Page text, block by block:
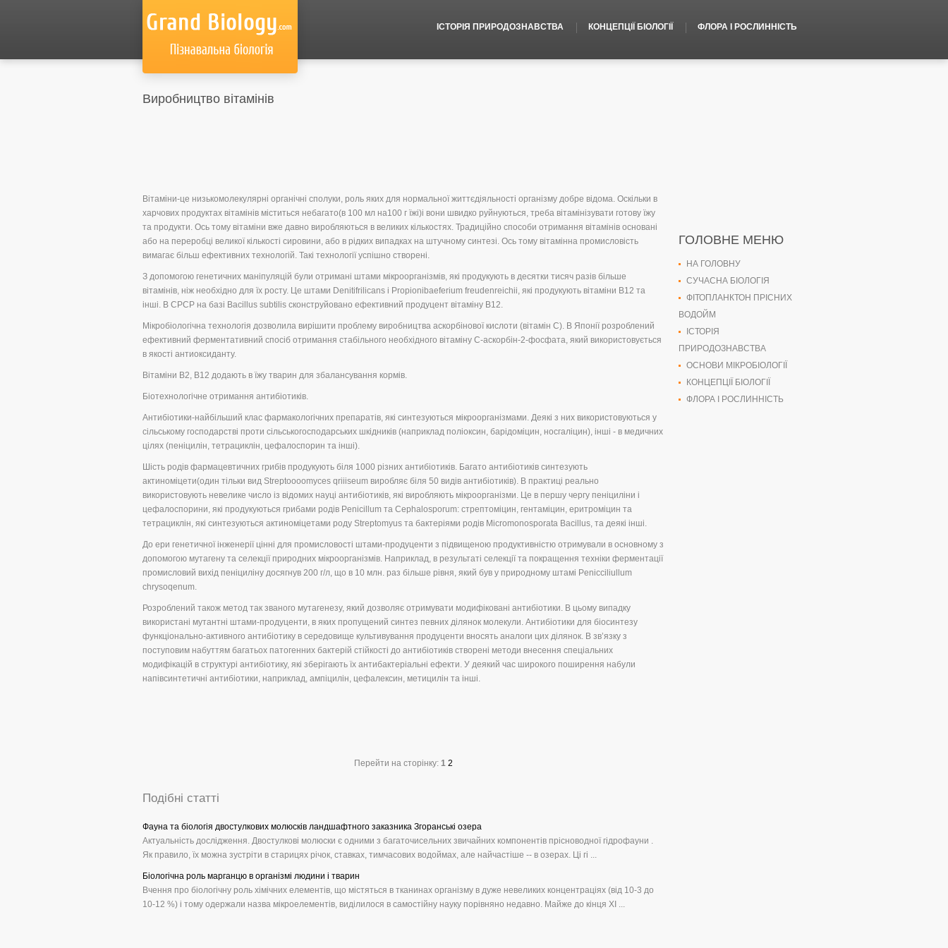
ІСТОРІЯ ПРИРОДОЗНАВСТВА КОНЦЕПЦІЇ БІОЛОГІЇ ФЛОРА І РОСЛИННІСТЬ
Виробництво вітамінів
Вітаміни-це низькомолекулярні органічні сполуки, роль яких для нормальної життєдіяльності організму добре відома. Оскільки в
харчових продуктах вітамінів міститься небагато(в 100 мл на100 г їжі)і вони швидко руйнуються, треба вітамінізувати готову їжу
та продукти. Ось тому вітаміни вже давно виробляються в великих кількостях. Традиційно способи отримання вітамінів основані
або на переробці великої кількості сировини, або в рідких випадках на штучному синтезі. Ось тому вітамінна промисловість
вимагає більш ефективних технологій. Такі технології успішно створені.
З допомогою генетичних маніпуляцій були отримані штами мікроорганізмів, які продукують в десятки тисяч разів більше
вітамінів, ніж необхідно для їх росту. Це штами Denitifrilicans і Propionibaeferium freudenreichii, які продукують вітаміни В12 та
інші. В СРСР на базі Bacillus subtilis сконструйовано ефективний продуцент вітаміну В12.
Мікробіологічна технологія дозволила вирішити проблему виробництва аскорбінової кислоти (вітамін С). В Японії розроблений
ефективний ферментативний спосіб отримання стабільного необхідного вітаміну С-аскорбін-2-фосфата, який використовується
в якості антиоксиданту.
Вітаміни В2, В12 додають в їжу тварин для збалансування кормів.
Біотехнологічне отримання антибіотиків.
Антибіотики-найбільший клас фармакологічних препаратів, які синтезуються мікроорганізмами. Деякі з них використовуються у
сільському господарстві проти сільськогосподарських шкідників (наприклад поліоксин, барідоміцин, носгаліцин), інші - в медичних
цілях (пеніцилін, тетрациклін, цефалоспорин та інші).
Шість родів фармацевтичних грибів продукують біля 1000 різних антибіотиків. Багато антибіотиків синтезують
актиноміцети(один тільки вид Streptoooomyces qriiiseum виробляє біля 50 видів антибіотиків). В практиці реально
використовують невелике число із відомих науці антибіотиків, які виробляють мікроорганізми. Це в першу чергу пеніциліни і
цефалоспорини, які продукуються грибами родів Penicillum та Cephalosporum: стрептоміцин, гентаміцин, еритроміцин та
тетрациклін, які синтезуються актиноміцетами роду Streptomyus та бактеріями родів Micromonosporata Bacillus, та деякі інші.
До ери генетичної інженерії цінні для промисловості штами-продуценти з підвищеною продуктивністю отримували в основному з
допомогою мутагену та селекції природних мікроорганізмів. Наприклад, в результаті селекції та покращення техніки ферментації
промисловий вихід пеніциліну досягнув 200 г/л, що в 10 млн. раз більше рівня, який був у природному штамі Penicciliullum
chrysoqenum.
Розроблений також метод так званого мутагенезу, який дозволяє отримувати модифіковані антибіотики. В цьому випадку
використані мутантні штами-продуценти, в яких пропущений синтез певних ділянок молекули. Антибіотики для біосинтезу
функціонально-активного антибіотику в середовище культивування продуценти вносять аналоги цих ділянок. В зв’язку з
поступовим набуттям багатьох патогенних бактерій стійкості до антибіотиків створені методи внесення спеціальних
модифікацій в структурі антибіотику, які зберігають їх антибактеріальні ефекти. У деякий час широкого поширення набули
напівсинтетичні антибіотики, наприклад, ампіцилін, цефалексин, метицилін та інші.
Перейти на сторінку: 1 2
Подібні статті
Фауна та біологія двостулкових молюсків ландшафтного заказника Згоранські озера
Актуальність дослідження. Двостулкові молюски є одними з багаточисельних звичайних компонентів прісноводної гідрофауни .
Як правило, їх можна зустріти в старицях річок, ставках, тимчасових водоймах, але найчастіше -- в озерах. Ці гі ...
Біологічна роль марганцю в організмі людини і тварин
Вчення про біологічну роль хімічних елементів, що містяться в тканинах організму в дуже невеликих концентраціях (від 10-3 до
10-12 %) і тому одержали назва мікроелементів, виділилося в самостійну науку порівняно недавно. Майже до кінця XІ ...
ГОЛОВНЕ МЕНЮ
НА ГОЛОВНУ
СУЧАСНА БІОЛОГІЯ
ФІТОПЛАНКТОН ПРІСНИХ
ВОДОЙМ
ІСТОРІЯ
ПРИРОДОЗНАВСТВА
ОСНОВИ МІКРОБІОЛОГІЇ
КОНЦЕПЦІЇ БІОЛОГІЇ
ФЛОРА І РОСЛИННІСТЬ